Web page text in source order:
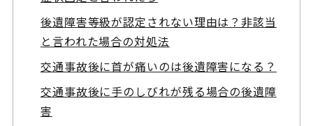
後遺障害等級が認定されない理由は？非該当
と言われた場合の対処法
交通事故後に首が痛いのは後遺障害になる？
交通事故後に手のしびれが残る場合の後遺障
害